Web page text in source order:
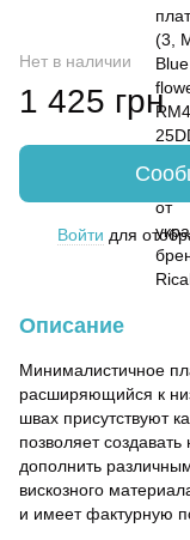
Нет в наличии
1 425 грн
Войти для
Описание
Минималистичное
расширяющийся к
швах присутствуют
позволяет
дополнить
вискозного
и имеет фактурную